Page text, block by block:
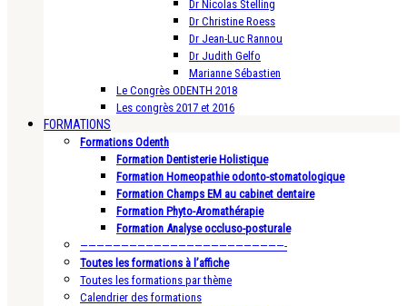
Dr Nicolas Stelling
Dr Christine Roess
Dr Jean-Luc Rannou
Dr Judith Gelfo
Marianne Sébastien
Le Congrès ODENTH 2018
Les congrès 2017 et 2016
FORMATIONS
Formations Odenth
Formation Dentisterie Holistique
Formation Homeopathie odonto-stomatologique
Formation Champs EM au cabinet dentaire
Formation Phyto-Aromathérapie
Formation Analyse occluso-posturale
—————————————————————————-
Toutes les formations à l’affiche
Toutes les formations par thème
Calendrier des formations